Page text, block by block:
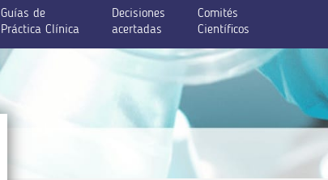
Guías de
Práctica Clínica
Decisiones
acertadas
Comités
Científicos